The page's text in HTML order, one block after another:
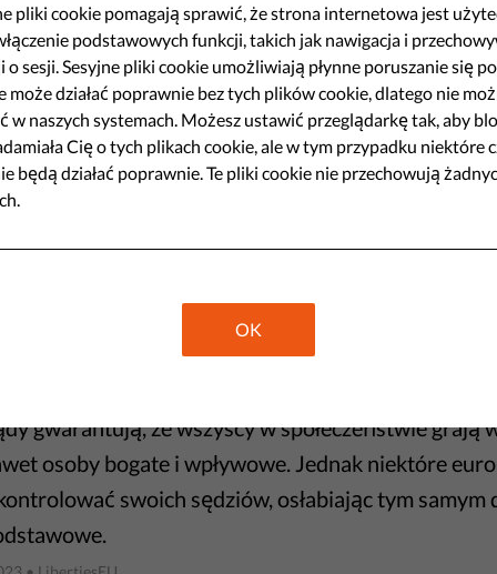
kampania oszczerstw? Czy
i zwalczyć?
oszczerstw to podejmowane przez wpływowe
i reputacji w celu odwrócenia uwagi
co starają się ukryć. Pozbieranie się po kampanii
• LibertiesEU
jest wymiar sprawiedliwości?
gwarantują, że wszyscy w społeczeństwie grają
osoby bogate i wpływowe. Jednak niektóre
swoich sędziów, osłabiając tym samym
pliki cookie pomagają sprawić, że strona internetowa jest
podstawowych funkcji, takich jak nawigacja i
o sesji. Sesyjne pliki cookie umożliwiają płynne poruszanie się
może działać poprawnie bez tych plików cookie, dlatego nie
w naszych systemach. Możesz ustawić przeglądarkę tak, aby
Cię o tych plikach cookie, ale w tym przypadku niektóre
będą działać poprawnie. Te pliki cookie nie przechowują
OK